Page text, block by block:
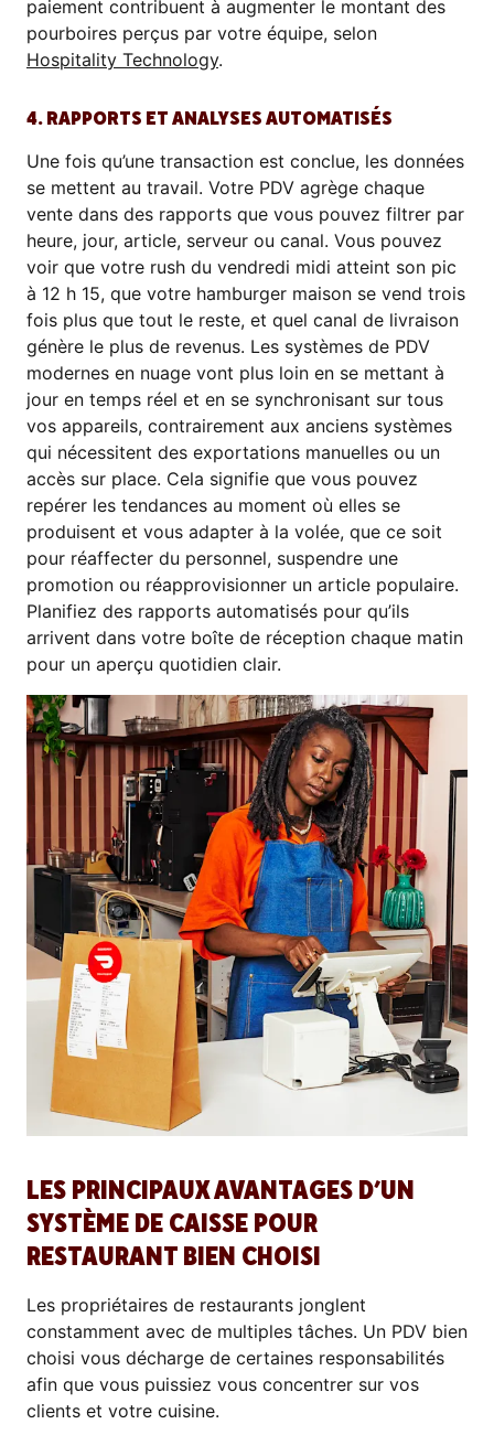
paiement contribuent à augmenter le montant des
pourboires perçus par votre équipe, selon
Hospitality Technology.
4. RAPPORTS ET ANALYSES AUTOMATISÉS
Une fois qu’une transaction est conclue, les données
se mettent au travail. Votre PDV agrège chaque
vente dans des rapports que vous pouvez filtrer par
heure, jour, article, serveur ou canal. Vous pouvez
voir que votre rush du vendredi midi atteint son pic
à 12 h 15, que votre hamburger maison se vend trois
fois plus que tout le reste, et quel canal de livraison
génère le plus de revenus. Les systèmes de PDV
modernes en nuage vont plus loin en se mettant à
jour en temps réel et en se synchronisant sur tous
vos appareils, contrairement aux anciens systèmes
qui nécessitent des exportations manuelles ou un
accès sur place. Cela signifie que vous pouvez
repérer les tendances au moment où elles se
produisent et vous adapter à la volée, que ce soit
pour réaffecter du personnel, suspendre une
promotion ou réapprovisionner un article populaire.
Planifiez des rapports automatisés pour qu’ils
arrivent dans votre boîte de réception chaque matin
pour un aperçu quotidien clair.
LES PRINCIPAUX AVANTAGES D’UN
SYSTÈME DE CAISSE POUR
RESTAURANT BIEN CHOISI
Les propriétaires de restaurants jonglent
constamment avec de multiples tâches. Un PDV bien
choisi vous décharge de certaines responsabilités
afin que vous puissiez vous concentrer sur vos
clients et votre cuisine.